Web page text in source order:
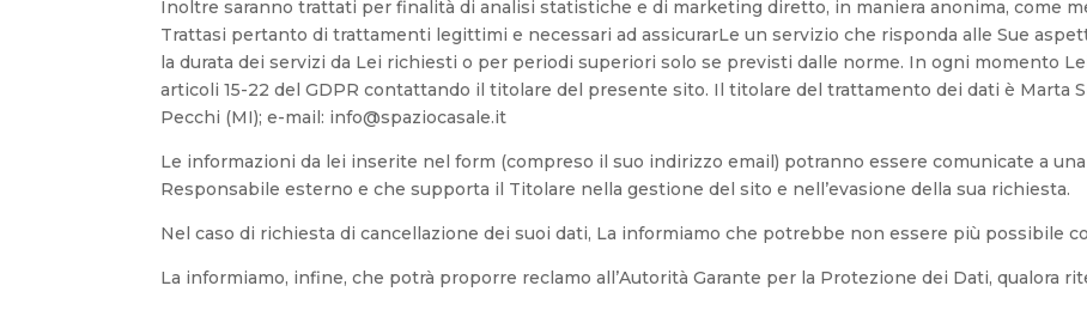
Inoltre saranno trattati per finalità di analisi statistiche e di marketing diretto, in maniera anonima, come
Trattasi pertanto di trattamenti legittimi e necessari ad assicurarLe un servizio che risponda alle Sue
la durata dei servizi da Lei richiesti o per periodi superiori solo se previsti dalle norme. In ogni momento
articoli 15-22 del GDPR contattando il titolare del presente sito. Il titolare del trattamento dei dati è Marta
Pecchi (MI); e-mail: info@spaziocasale.it
Le informazioni da lei inserite nel form (compreso il suo indirizzo email) potranno essere comunicate a
Responsabile esterno e che supporta il Titolare nella gestione del sito e nell’evasione della sua richiesta.
Nel caso di richiesta di cancellazione dei suoi dati, La informiamo che potrebbe non essere più possibile
La informiamo, infine, che potrà proporre reclamo all’Autorità Garante per la Protezione dei Dati, qualora